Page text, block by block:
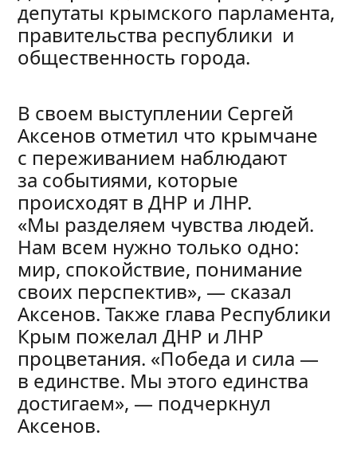
депутаты крымского парламента,
правительства республики и
общественность города.
В своем выступлении Сергей
Аксенов отметил что крымчане
с переживанием наблюдают
за событиями, которые
происходят в ДНР и ЛНР.
«Мы разделяем чувства людей.
Нам всем нужно только одно:
мир, спокойствие, понимание
своих перспектив», — сказал
Аксенов. Также глава Республики
Крым пожелал ДНР и ЛНР
процветания. «Победа и сила —
в единстве. Мы этого единства
достигаем», — подчеркнул
Аксенов.